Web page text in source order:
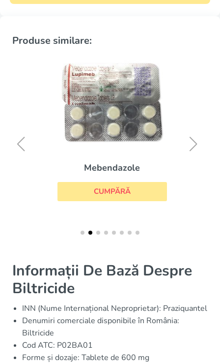
Produse similare:
Mebendazole
CUMPĂRĂ
Informații De Bază Despre
Biltricide
INN (Nume Internațional Neproprietar): Praziquantel
Denumiri comerciale disponibile în România:
Biltricide
Cod ATC: P02BA01
Forme și dozaje: Tablete de 600 mg